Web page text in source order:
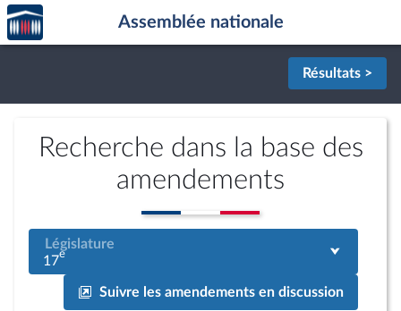
Aller au contenu
Aller en bas de la page
Accèder
à la
page
Assemblée nationale
Résultats >
Recherche dans la base des
amendements
Législature
17e
Suivre les amendements en discussion